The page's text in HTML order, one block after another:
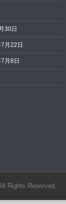
30日
月22日
月8日
Rights Reserved.